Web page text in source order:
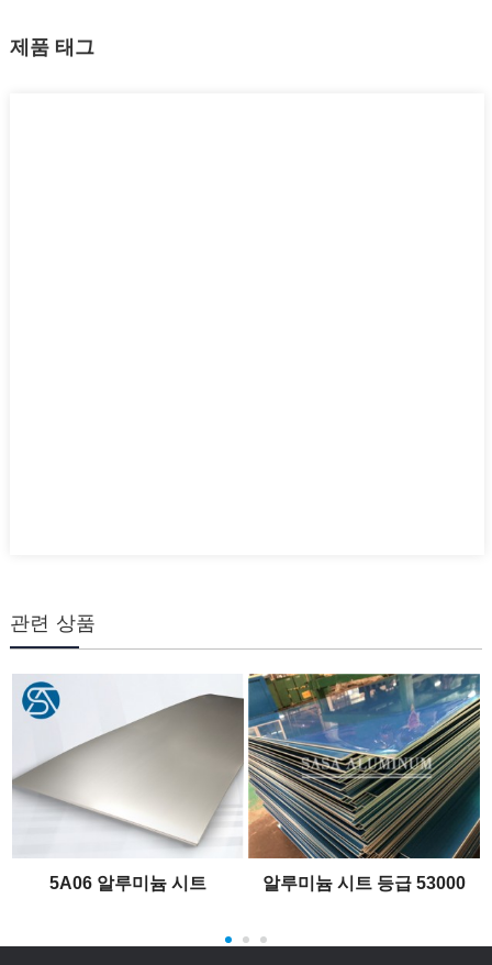
제품 태그
관련 상품
5A06 알루미늄 시트 알루미늄 시트 등급 53000